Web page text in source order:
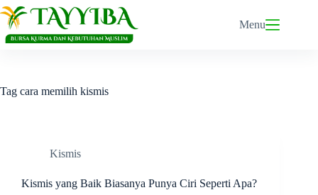
Skip
to
content
Menu
Tag cara memilih kismis
Kismis
Kismis yang Baik Biasanya Punya Ciri Seperti Apa?